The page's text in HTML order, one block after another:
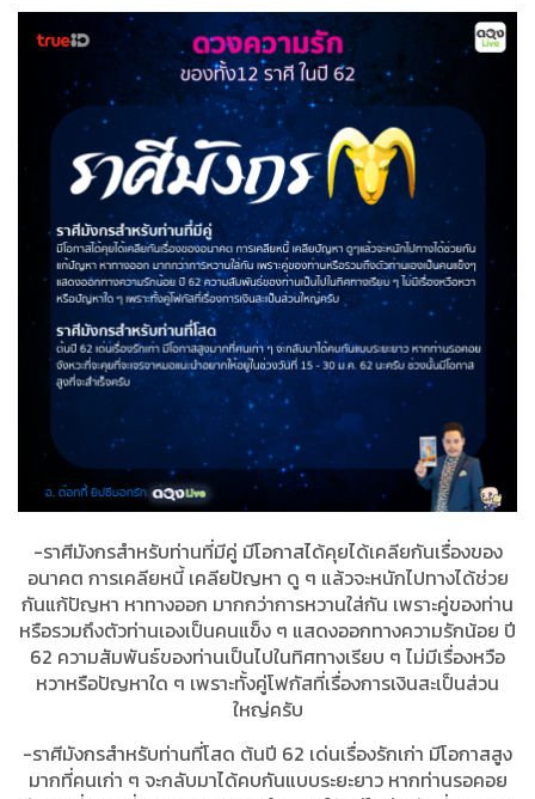
-ราศีมังกรสำหรับท่านที่มีคู่ มีโอกาสได้คุยได้เคลียกันเรื่องของ
อนาคต การเคลียหนี้ เคลียปัญหา ดู ๆ แล้วจะหนักไปทางได้ช่วย
กันแก้ปัญหา หาทางออก มากกว่าการหวานใส่กัน เพราะคู่ของท่าน
หรือรวมถึงตัวท่านเองเป็นคนแข็ง ๆ แสดงออกทางความรักน้อย ปี
62 ความสัมพันธ์ของท่านเป็นไปในทิศทางเรียบ ๆ ไม่มีเรื่องหวือ
หวาหรือปัญหาใด ๆ เพราะทั้งคู่โฟกัสที่เรื่องการเงินสะเป็นส่วน
ใหญ่ครับ
-ราศีมังกรสำหรับท่านที่โสด ต้นปี 62 เด่นเรื่องรักเก่า มีโอกาสสูง
มากที่คนเก่า ๆ จะกลับมาได้คบกันแบบระยะยาว หากท่านรอคอย